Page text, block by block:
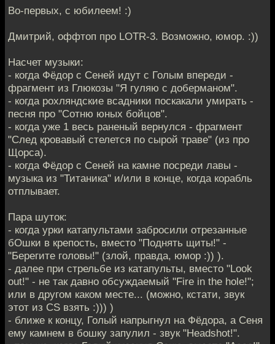
Во-первых, с юбилеем! :)
Дмитрий, оффтоп про LOTR-3. Возможно, юмор. :))
Насчет музыки:
- когда Фёдор с Сеней идут с Голым впереди -
фрагмент из Глюкозы "Я гуляю с доберманом".
- когда рохляндские всадники поскакали умирать -
песня про "Сотню юных бойцов".
- когда уже 1 весь раненый вернулся - фрагмент
"След кровавый стелется по сырой траве" (из про
Щорса).
- когда Фёдор с Сеней на камне посреди лавы -
музыка из "Титаника" и/или в конце, когда корабль
отплывает.
Пара шуток:
- когда урки катапультами забросили отрезанные
бОшки в крепость, вместо "Поднять щиты!" -
"Берегите головы!" (злой, правда, юмор :)) ).
- далее при стрельбе из катапульты, вместо "Look
out!" - не так давно обсуждаемый "Fire in the hole!";
или в другом каком месте... (можно, кстати, звук
этот из CS взять :))) )
- ближе к концу, Голый напрыгнул на Фёдора, а Сеня
ему камнем в бошку запулил - звук "Headshot!".